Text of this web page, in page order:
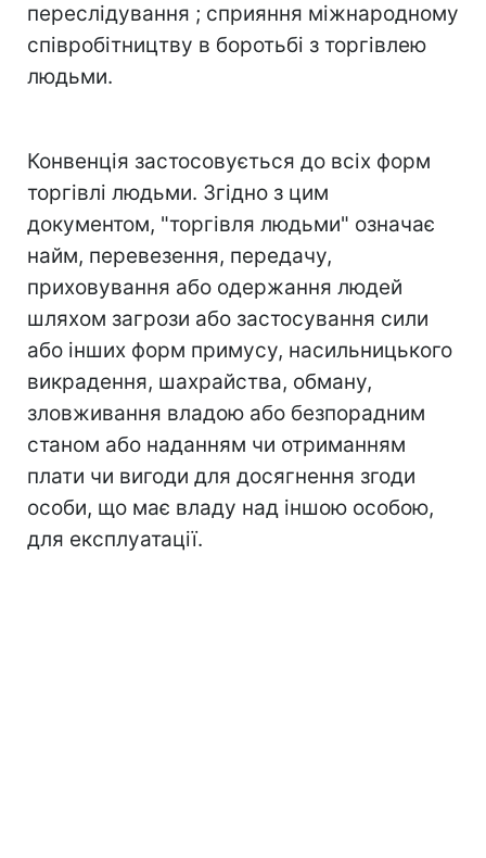
переслідування ; сприяння міжнародному
співробітництву в боротьбі з торгівлею
людьми.
Конвенція застосовується до всіх форм
торгівлі людьми. Згідно з цим
документом, "торгівля людьми" означає
найм, перевезення, передачу,
приховування або одержання людей
шляхом загрози або застосування сили
або інших форм примусу, насильницького
викрадення, шахрайства, обману,
зловживання владою або безпорадним
станом або наданням чи отриманням
плати чи вигоди для досягнення згоди
особи, що має владу над іншою особою,
для експлуатації.